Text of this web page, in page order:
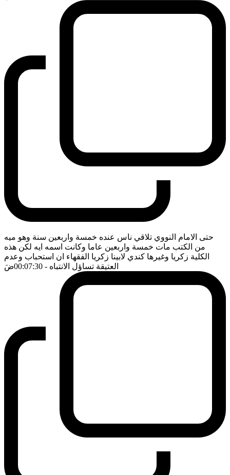
حتى الامام النووي تلاقي ناس عنده خمسة واربعين سنة وهو ميه
من الكتب مات خمسة واربعين عاما وكانت اسمه ايه لكن هذه
الكلية زكريا وغيرها كندي لابينا زكريا الفقهاء ان استحباب وعدم
العتيقة تساؤل الانتباه - 00:07:30 ضَ